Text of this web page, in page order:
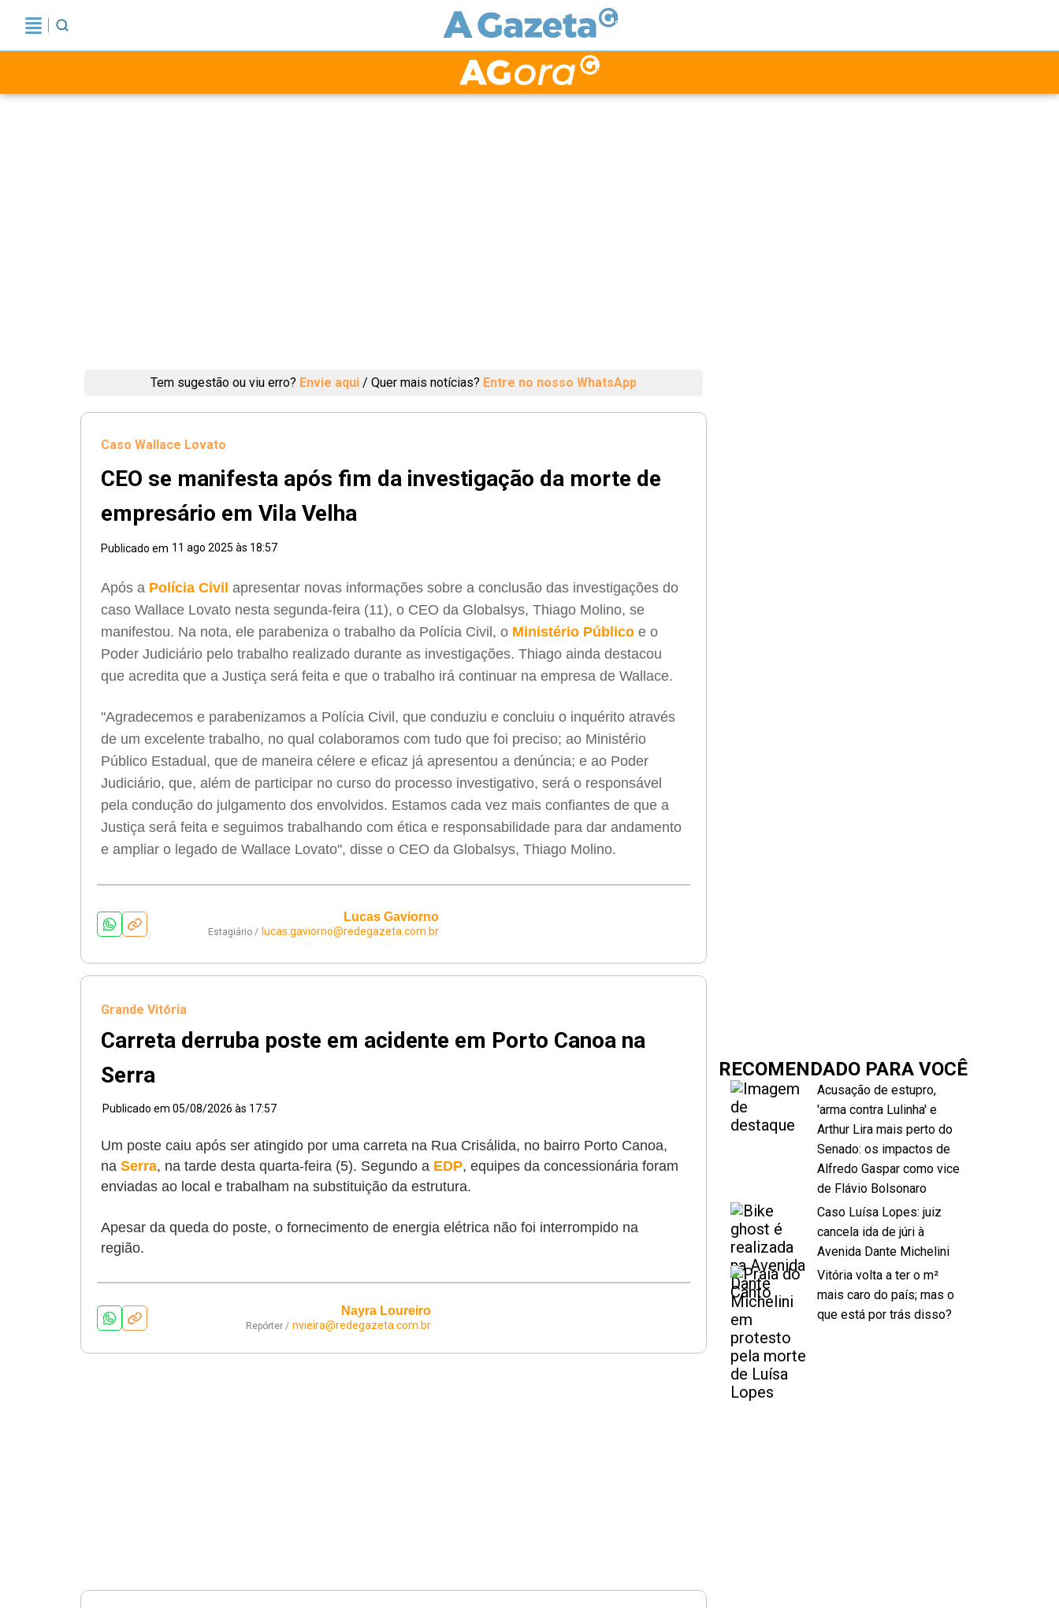
Tem sugestão ou viu erro? Envie aqui / Quer mais notícias? Entre no nosso WhatsApp
Caso Wallace Lovato
CEO se manifesta após fim da investigação da morte de
empresário em Vila Velha
Publicado em 11 ago 2025 às 18:57
Após a Polícia Civil apresentar novas informações sobre a conclusão das investigações do
caso Wallace Lovato nesta segunda-feira (11), o CEO da Globalsys, Thiago Molino, se
manifestou. Na nota, ele parabeniza o trabalho da Polícia Civil, o Ministério Público e o
Poder Judiciário pelo trabalho realizado durante as investigações. Thiago ainda destacou
que acredita que a Justiça será feita e que o trabalho irá continuar na empresa de Wallace.
"Agradecemos e parabenizamos a Polícia Civil, que conduziu e concluiu o inquérito através
de um excelente trabalho, no qual colaboramos com tudo que foi preciso; ao Ministério
Público Estadual, que de maneira célere e eficaz já apresentou a denúncia; e ao Poder
Judiciário, que, além de participar no curso do processo investigativo, será o responsável
pela condução do julgamento dos envolvidos. Estamos cada vez mais confiantes de que a
Justiça será feita e seguimos trabalhando com ética e responsabilidade para dar andamento
e ampliar o legado de Wallace Lovato", disse o CEO da Globalsys, Thiago Molino.
Lucas Gaviorno
Estagiário / lucas.gaviorno@redegazeta.com.br
Grande Vitória
Carreta derruba poste em acidente em Porto Canoa na
Serra
Publicado em 05/08/2026 às 17:57
Um poste caiu após ser atingido por uma carreta na Rua Crisálida, no bairro Porto Canoa,
na Serra, na tarde desta quarta-feira (5). Segundo a EDP, equipes da concessionária foram
enviadas ao local e trabalham na substituição da estrutura.
Apesar da queda do poste, o fornecimento de energia elétrica não foi interrompido na
região.
Nayra Loureiro
Repórter / nvieira@redegazeta.com.br
RECOMENDADO PARA VOCÊ
Acusação de estupro,
'arma contra Lulinha' e
Arthur Lira mais perto do
Senado: os impactos de
Alfredo Gaspar como vice
de Flávio Bolsonaro
Caso Luísa Lopes: juiz
cancela ida de júri à
Avenida Dante Michelini
Vitória volta a ter o m²
mais caro do país; mas o
que está por trás disso?